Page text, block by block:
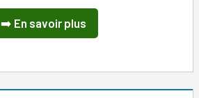
➡️ En savoir plus